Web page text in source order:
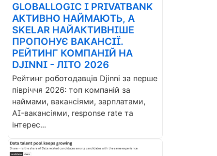
GLOBALLOGIC І PRIVATBANK
АКТИВНО НАЙМАЮТЬ, А
SKELAR НАЙАКТИВНІШЕ
ПРОПОНУЄ ВАКАНСІЇ.
РЕЙТИНГ КОМПАНІЙ НА
DJINNI - ЛІТО 2026
Рейтинг роботодавців Djinni за перше
півріччя 2026: топ компаній за
наймами, вакансіями, зарплатами,
AI-вакансіями, response rate та
інтерес...